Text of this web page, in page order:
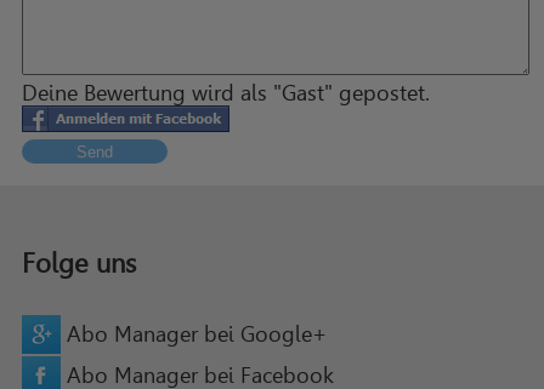
Deine Bewertung wird als "Gast" gepostet.
Send
Folge uns
Abo Manager bei Google+
Abo Manager bei Facebook